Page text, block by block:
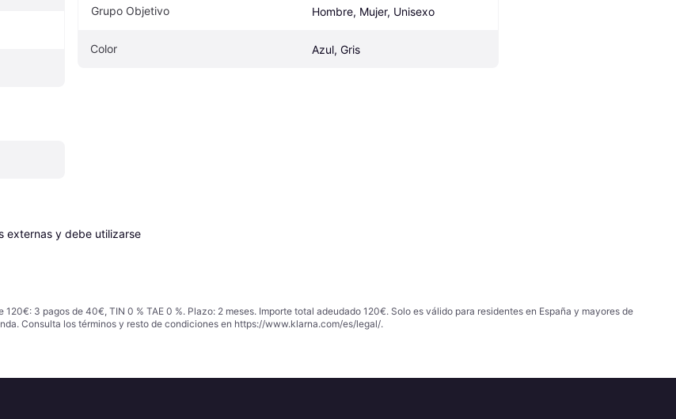
Grupo Objetivo Hombre, Mujer, Unisexo
Color Azul, Gris
externas y debe utilizarse
3 pagos de 40€, TIN 0 % TAE 0 %. Plazo: 2 meses. Importe total adeudado 120€. Solo es válido para residentes en España y mayores de
Consulta los términos y resto de condiciones en https://www.klarna.com/es/legal/.